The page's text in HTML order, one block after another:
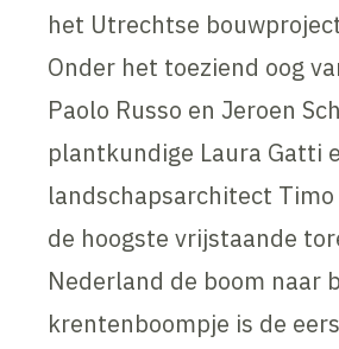
het Utrechtse
Onder het toeziend oog
Paolo Russo en Jeroen
plantkundige Laura Gatti
landschapsarchitect
de hoogste vrijstaande
Nederland de boom naar
krentenboompje is de